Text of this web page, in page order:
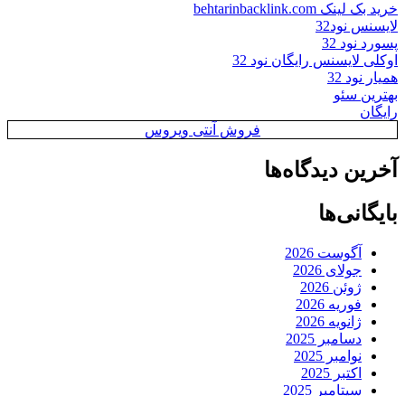
خرید بک لینک behtarinbacklink.com
لایسنس نود32
پسورد نود 32
اوکلی لایسنس رایگان نود 32
همیار نود 32
بهترین سئو
رایگان
فروش آنتی ویروس
آخرین دیدگاه‌ها
بایگانی‌ها
آگوست 2026
جولای 2026
ژوئن 2026
فوریه 2026
ژانویه 2026
دسامبر 2025
نوامبر 2025
اکتبر 2025
سپتامبر 2025